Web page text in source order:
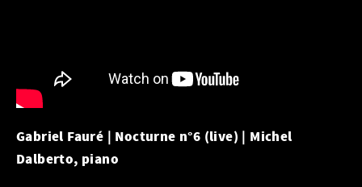
Gabriel Fauré | Nocturne n°6 (live) | Michel
Dalberto, piano